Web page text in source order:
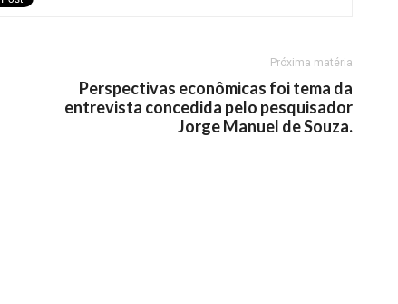
Próxima matéria
Perspectivas econômicas foi tema da
entrevista concedida pelo pesquisador
Jorge Manuel de Souza.